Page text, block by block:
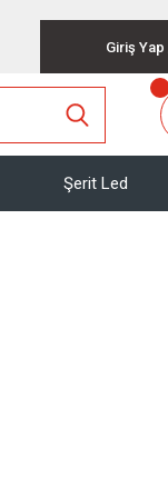
Giriş Yap
Şerit Led